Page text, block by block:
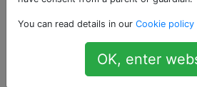
mais qui peuvent être manipulés
champs électriques pour changer
Le silicium, le germanium, le
courants. Le terme est également
You can read details in our Cookie policy
OK, enter